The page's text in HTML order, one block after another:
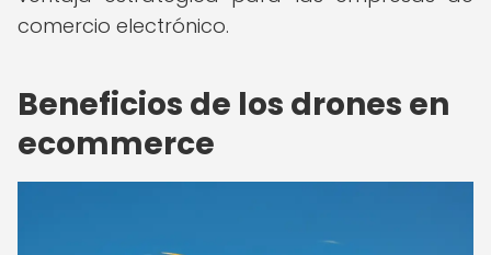
comercio electrónico.
Beneficios de los drones en
ecommerce